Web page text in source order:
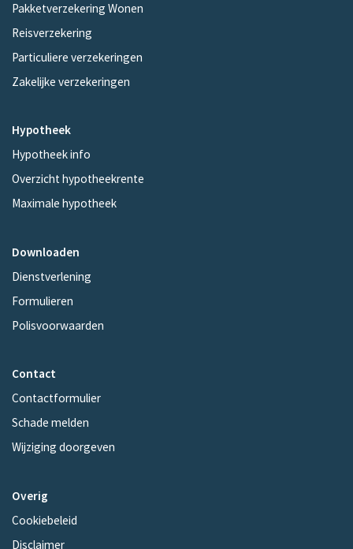
Pakketverzekering Wonen
Reisverzekering
Particuliere verzekeringen
Zakelijke verzekeringen
Hypotheek
Hypotheek info
Overzicht hypotheekrente
Maximale hypotheek
Downloaden
Dienstverlening
Formulieren
Polisvoorwaarden
Contact
Contactformulier
Schade melden
Wijziging doorgeven
Overig
Cookiebeleid
Disclaimer